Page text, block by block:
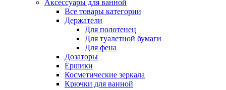
Аксессуары для ванной
Все товары категории
Держатели
Для полотенец
Для туалетной бумаги
Для фена
Дозаторы
Ёршики
Косметические зеркала
Крючки для ванной